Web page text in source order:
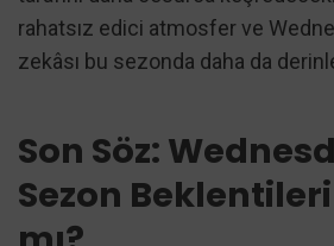
rahatsız edici atmosfer ve
zekâsı bu sezonda daha da
Son Söz:
Sezon